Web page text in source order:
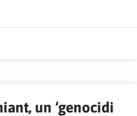
un ‘genocidi